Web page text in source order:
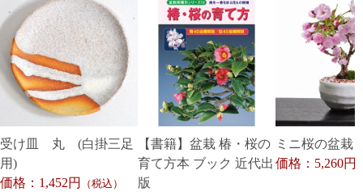
受け皿 丸 (白掛三足
用)
価格：1,452円
（税込）
【書籍】盆栽 椿・桜の
育て方本 ブック 近代出
版
ミニ桜の盆栽
価格：5,260円